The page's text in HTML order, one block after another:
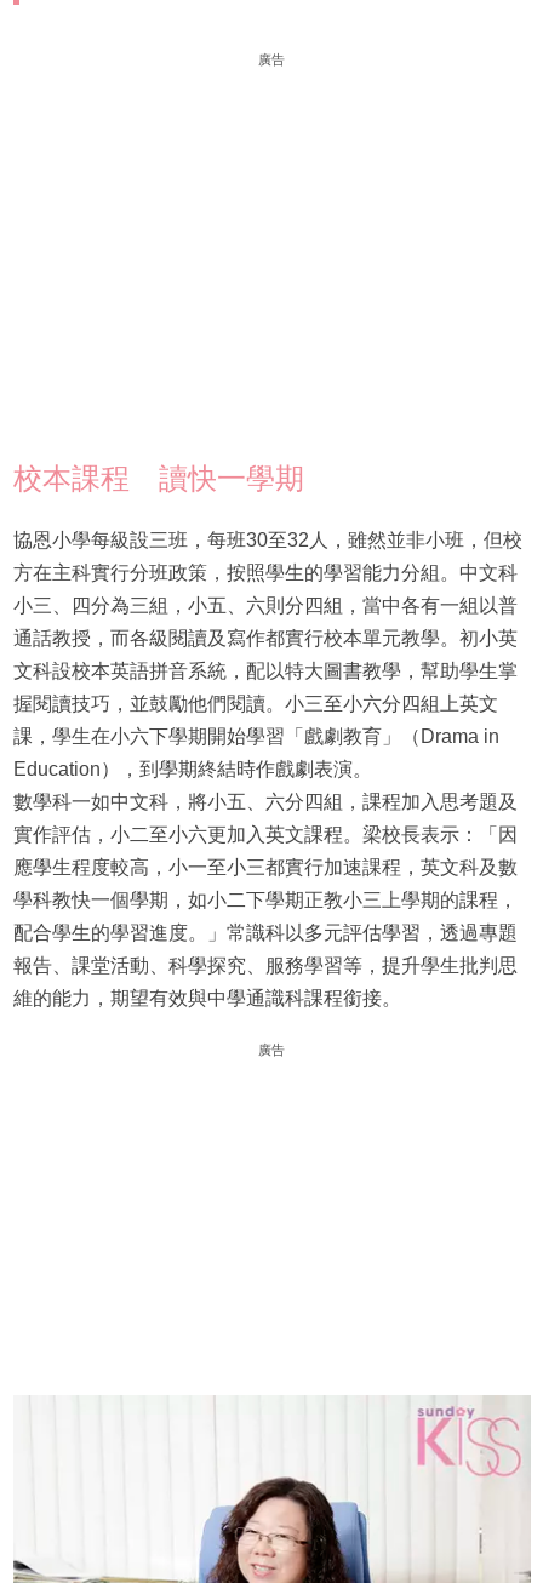
廣告
校本課程 讀快一學期
協恩小學每級設三班，每班30至32人，雖然並非小班，但校
方在主科實行分班政策，按照學生的學習能力分組。中文科
小三、四分為三組，小五、六則分四組，當中各有一組以普
通話教授，而各級閱讀及寫作都實行校本單元教學。初小英
文科設校本英語拼音系統，配以特大圖書教學，幫助學生掌
握閱讀技巧，並鼓勵他們閱讀。小三至小六分四組上英文
課，學生在小六下學期開始學習「戲劇教育」（Drama in
Education），到學期終結時作戲劇表演。
數學科一如中文科，將小五、六分四組，課程加入思考題及
實作評估，小二至小六更加入英文課程。梁校長表示：「因
應學生程度較高，小一至小三都實行加速課程，英文科及數
學科教快一個學期，如小二下學期正教小三上學期的課程，
配合學生的學習進度。」常識科以多元評估學習，透過專題
報告、課堂活動、科學探究、服務學習等，提升學生批判思
維的能力，期望有效與中學通識科課程銜接。
廣告